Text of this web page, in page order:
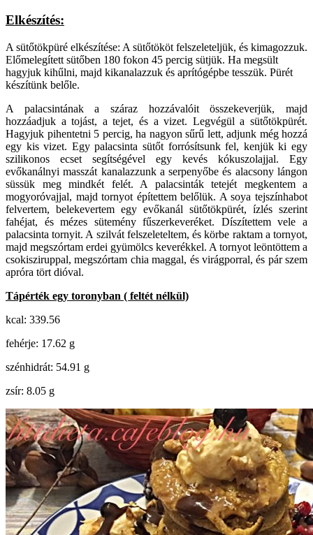
Elkészítés:
A sütőtökpüré elkészítése: A sütőtököt felszeleteljük, és kimagozzuk.
Előmelegített sütőben 180 fokon 45 percig sütjük. Ha megsült
hagyjuk kihűlni, majd kikanalazzuk és aprítógépbe tesszük. Pürét
készítünk belőle.
A palacsintának a száraz hozzávalóit összekeverjük, majd
hozzáadjuk a tojást, a tejet, és a vizet. Legvégül a sütőtökpürét.
Hagyjuk pihentetni 5 percig, ha nagyon sűrű lett, adjunk még hozzá
egy kis vizet. Egy palacsinta sütőt forrósítsunk fel, kenjük ki egy
szilikonos ecset segítségével egy kevés kókuszolajjal. Egy
evőkanálnyi masszát kanalazzunk a serpenyőbe és alacsony lángon
süssük meg mindkét felét. A palacsinták tetejét megkentem a
mogyoróvajjal, majd tornyot építettem belőlük. A soya tejszínhabot
felvertem, belekevertem egy evőkanál sütőtökpürét, ízlés szerint
fahéjat, és mézes sütemény fűszerkeveréket. Díszítettem vele a
palacsinta tornyit. A szilvát felszeleteltem, és körbe raktam a tornyot,
majd megszórtam erdei gyümölcs keverékkel. A tornyot leöntöttem a
csokisziruppal, megszórtam chia maggal, és virágporral, és pár szem
apróra tört dióval.
Tápérték egy toronyban ( feltét nélkül)
kcal: 339.56
fehérje: 17.62 g
szénhidrát: 54.91 g
zsír: 8.05 g